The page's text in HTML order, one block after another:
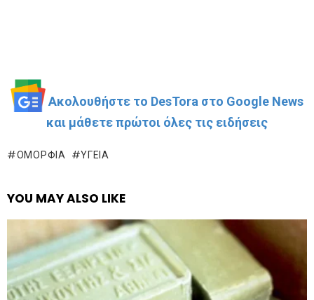
Ακολουθήστε το DesTora στο Google News
και μάθετε πρώτοι όλες τις ειδήσεις
ΟΜΟΡΦΙΆ ΥΓΕΊΑ
YOU MAY ALSO LIKE